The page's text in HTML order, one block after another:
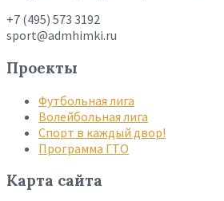
+7 (495) 573 3192
sport@admhimki.ru
Проекты
Футбольная лига
Волейбольная лига
Спорт в каждый двор!
Программа ГТО
Карта сайта